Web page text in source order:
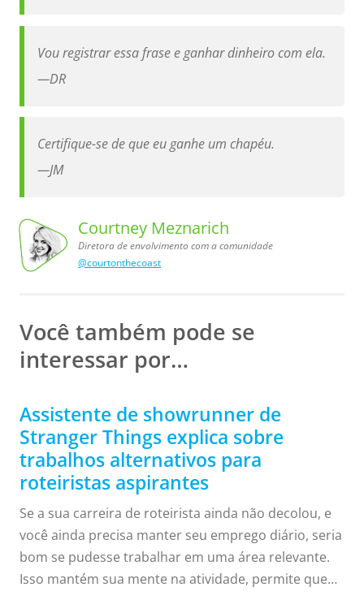
Vou registrar essa frase e ganhar dinheiro com ela.
—DR
Certifique-se de que eu ganhe um chapéu.
—JM
Courtney
Meznarich,
Diretora
de envolvimento
com
a comunidade
Courtney Meznarich
Diretora de envolvimento com a comunidade
@courtonthecoast
Você também pode se
interessar por…
Assistente de showrunner de
Stranger Things explica sobre
trabalhos alternativos para
roteiristas aspirantes
Se a sua carreira de roteirista ainda não decolou, e
você ainda precisa manter seu emprego diário, seria
bom se pudesse trabalhar em uma área relevante.
Isso mantém sua mente na atividade, permite que